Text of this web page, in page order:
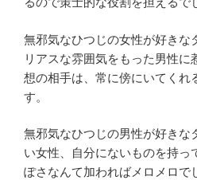
無邪気なひつじの女性が好きな
リアスな雰囲気をもった男性に
想の相手は、常に傍にいてくれ
す。
無邪気なひつじの男性が好きな
い女性、自分にないものを持っ
ぽさなんて加わればメロメロで